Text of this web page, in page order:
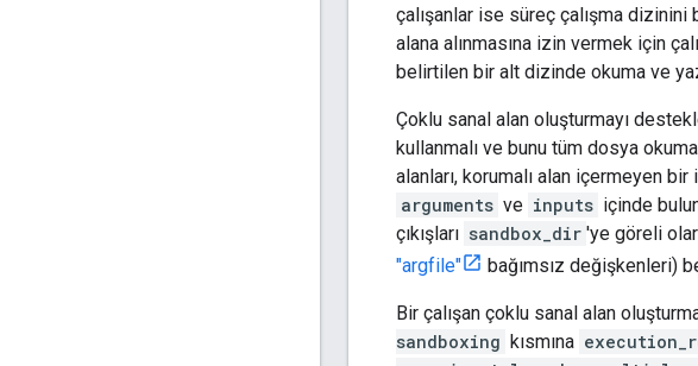
çalışanlar ise süreç çalışma dizinini
alana alınmasına izin vermek için
belirtilen bir alt dizinde okuma ve
Çoklu sanal alan oluşturmayı
kullanmalı ve bunu tüm dosya
alanları, korumalı alan içermeyen
arguments ve inputs içinde
çıkışları sandbox_dir 'ye göreli
"argfile"
bağımsız değişkenleri)
Bir çalışan çoklu sanal alan
sandboxing kısmına